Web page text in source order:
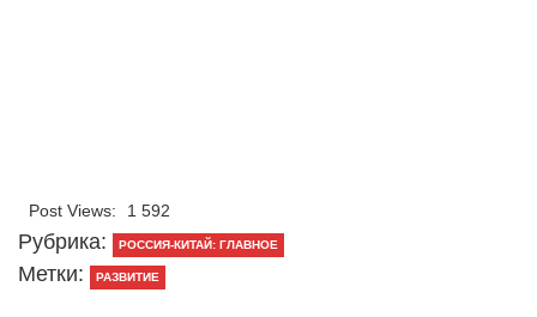
Post Views: 1 592
Рубрика: РОССИЯ-КИТАЙ: ГЛАВНОЕ
Метки: РАЗВИТИЕ